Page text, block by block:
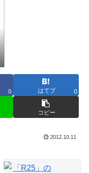
0 はてブ 0
コピー
2012.10.11